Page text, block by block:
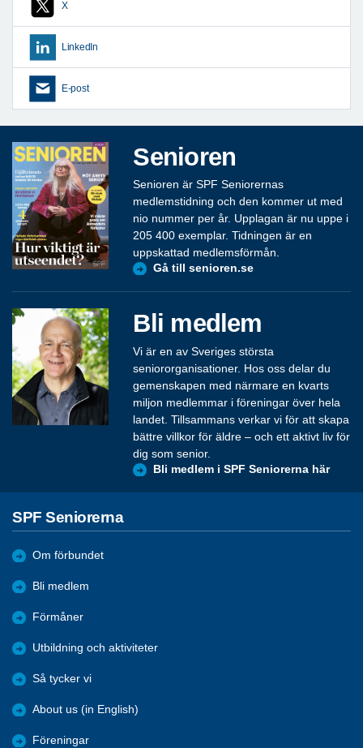
X
LinkedIn
E-post
Senioren
Senioren är SPF Seniorernas
medlemstidning och den kommer ut med
nio nummer per år. Upplagan är nu uppe i
205 400 exemplar. Tidningen är en
uppskattad medlemsförmån.
Gå till senioren.se
Bli medlem
Vi är en av Sveriges största
seniororganisationer. Hos oss delar du
gemenskapen med närmare en kvarts
miljon medlemmar i föreningar över hela
landet. Tillsammans verkar vi för att skapa
bättre villkor för äldre – och ett aktivt liv för
dig som senior.
Bli medlem i SPF Seniorerna här
SPF Seniorerna
Om förbundet
Bli medlem
Förmåner
Utbildning och aktiviteter
Så tycker vi
About us (in English)
Föreningar